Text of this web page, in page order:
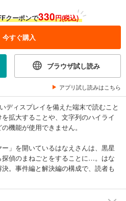
クーポンで330円(税込)
今すぐ購入
ブラウザ試し読み
アプリ試し読みはこちら
ディスプレイを備えた端末で読むこと
拡大することや、文字列のハイライ
機能が使用できません。
」を開いているはなえさんは、黒星
偵のまねごとをすることに…。はな
。事件編と解決編の構成で、読者も